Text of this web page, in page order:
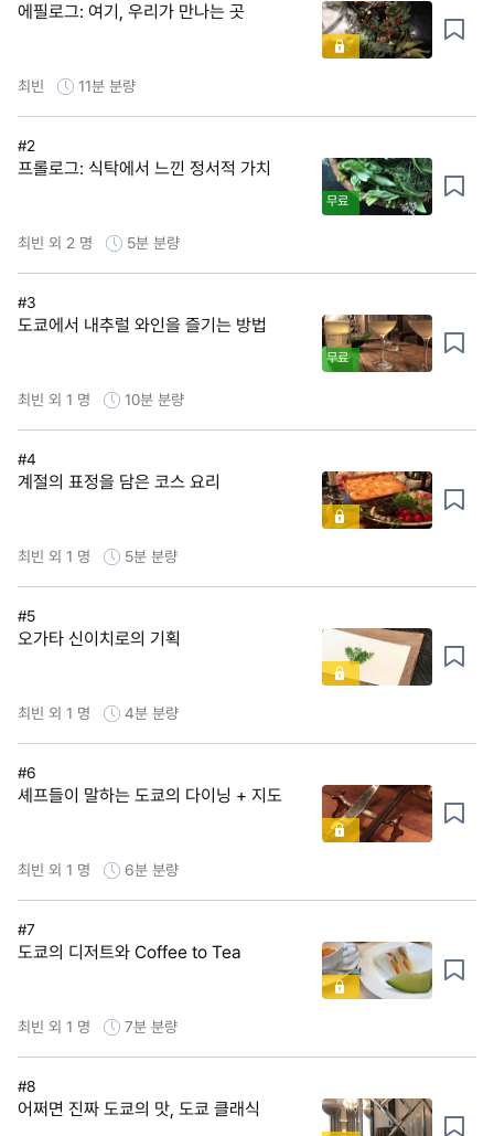
에필로그: 여기, 우리가 만나는 곳
최빈 11분 분량
#2
프롤로그: 식탁에서 느낀 정서적 가치
무료
최빈 외 2 명 5분 분량
#3
도쿄에서 내추럴 와인을 즐기는 방법
무료
최빈 외 1 명 10분 분량
#4
계절의 표정을 담은 코스 요리
최빈 외 1 명 5분 분량
#5
오가타 신이치로의 기획
최빈 외 1 명 4분 분량
#6
셰프들이 말하는 도쿄의 다이닝 + 지도
최빈 외 1 명 6분 분량
#7
도쿄의 디저트와 Coffee to Tea
최빈 외 1 명 7분 분량
#8
어쩌면 진짜 도쿄의 맛, 도쿄 클래식